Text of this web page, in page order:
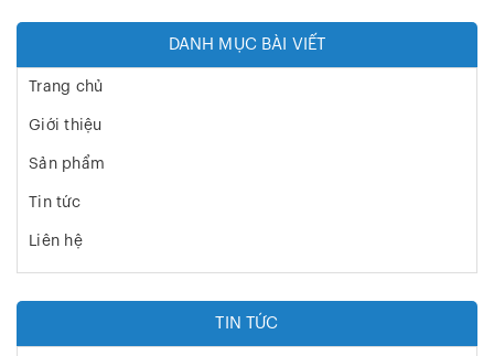
DANH MỤC BÀI VIẾT
Trang chủ
Giới thiệu
Sản phẩm
Tin tức
Liên hệ
TIN TỨC